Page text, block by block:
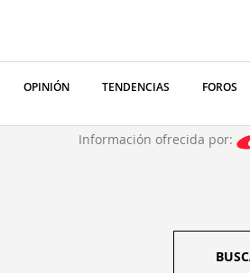
OPINIÓN TENDENCIAS FOROS
Información ofrecida por: